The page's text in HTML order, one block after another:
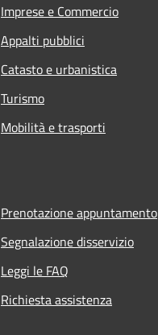
Imprese e Commercio
Appalti pubblici
Catasto e urbanistica
Turismo
Mobilità e trasporti
Prenotazione appuntamento
Segnalazione disservizio
Leggi le FAQ
Richiesta assistenza